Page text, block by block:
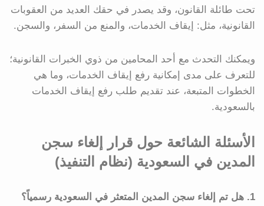
تحت طائلة القانون، وقد يصدر في حقك العديد من العقوبات
القانونية، مثل: إيقاف الخدمات، والمنع من السفر، والسجن.
ويمكنك التحدث مع أحد المحامين من ذوي الخبرات القانونية؛
للتعرف على مدى إمكانية رفع إيقاف الخدمات، وما هي
الخطوات المتبعة، عند تقديم طلب رفع إيقاف الخدمات
بالسعودية.
الأسئلة الشائعة حول قرار إلغاء سجن
المدين في السعودية (نظام التنفيذ)
1. هل تم إلغاء سجن المدين المتعثر في السعودية رسمياً؟